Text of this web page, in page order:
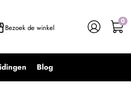
Bezoek de winkel
0
Blog
+ In winkelwagen